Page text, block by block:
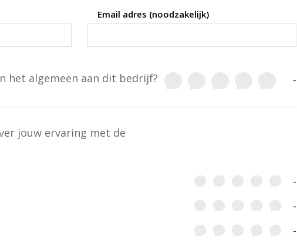
Email adres (noodzakelijk)
het algemeen aan dit bedrijf? -
jouw ervaring met de
-
-
-